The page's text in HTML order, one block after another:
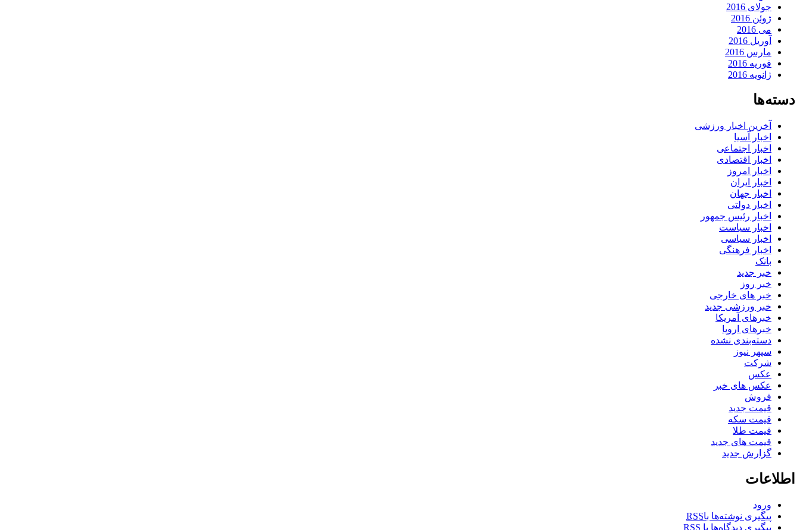
جولای 2016
ژوئن 2016
می 2016
آوریل 2016
مارس 2016
فوریه 2016
ژانویه 2016
دسته‌ها
آخرین اخبار ورزشی
اخبار آسیا
اخبار اجتماعی
اخبار اقتصادی
اخبار امروز
اخبار ایران
اخبار جهان
اخبار دولتی
اخبار رئیس جمهور
اخبار سیاست
اخبار سیاسی
اخبار فرهنگی
بانک
خبر جدید
خبر روز
خبر های خارجی
خبر ورزشی جدید
خبرهای آمریکا
خبرهای اروپا
دسته‌بندی نشده
سپهر نیوز
شرکت
عکس
عکس های خبر
فروش
قیمت جدید
قیمت سکه
قیمت طلا
قیمت های جدید
گزارش جدید
اطلاعات
ورود
پیگیری نوشته‌ها باRSS
پیگیری دیدگاه‌ها با RSS